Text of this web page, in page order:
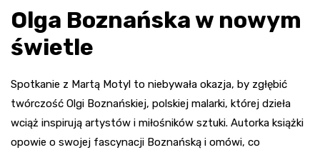
Olga Boznańska w nowym
świetle
Spotkanie z Martą Motyl to niebywała okazja, by zgłębić
twórczość Olgi Boznańskiej, polskiej malarki, której dzieła
wciąż inspirują artystów i miłośników sztuki. Autorka książki
opowie o swojej fascynacji Boznańską i omówi, co